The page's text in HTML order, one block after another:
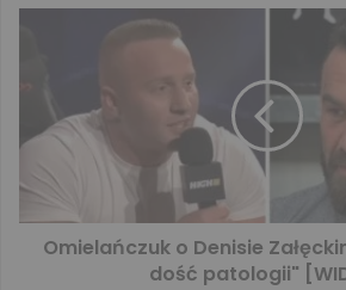
Omielańczuk o Denisie
dość patologii"